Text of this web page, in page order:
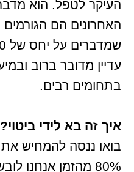
האחרונים הם
עדיין מדובר ברוב
בתחומים רבים.
איך זה בא לידי
בואו ננסה להמחיש